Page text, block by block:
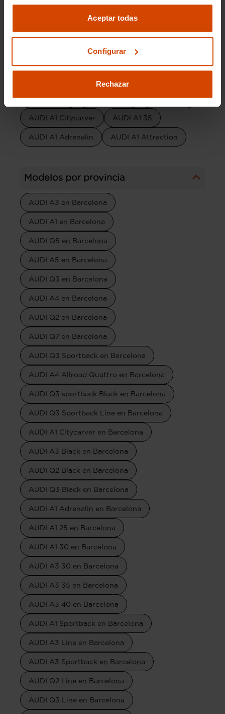
Aceptar todas
Configurar
Rechazar
Versiones del modelo
AUDI A1 30 AUDI A1 Line AUDI A1 25
AUDI A1 Citycarver AUDI A1 35
AUDI A1 Adrenalin AUDI A1 Attraction
Modelos por provincia
AUDI A3 en Barcelona
AUDI A1 en Barcelona
AUDI Q5 en Barcelona
AUDI A5 en Barcelona
AUDI Q3 en Barcelona
AUDI A4 en Barcelona
AUDI Q2 en Barcelona
AUDI Q7 en Barcelona
AUDI Q3 Sportback en Barcelona
AUDI A4 Allroad Quattro en Barcelona
AUDI Q3 sportback Black en Barcelona
AUDI Q3 Sportback Line en Barcelona
AUDI A1 Citycarver en Barcelona
AUDI A3 Black en Barcelona
AUDI Q2 Black en Barcelona
AUDI Q3 Black en Barcelona
AUDI A1 Adrenalin en Barcelona
AUDI A1 25 en Barcelona
AUDI A1 30 en Barcelona
AUDI A3 30 en Barcelona
AUDI A3 35 en Barcelona
AUDI A3 40 en Barcelona
AUDI A1 Sportback en Barcelona
AUDI A3 Line en Barcelona
AUDI A3 Sportback en Barcelona
AUDI Q2 Line en Barcelona
AUDI Q3 Line en Barcelona